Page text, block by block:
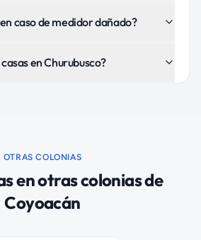
caso de medidor dañado?
en Churubusco?
OTRAS COLONIAS
en otras colonias de
Coyoacán